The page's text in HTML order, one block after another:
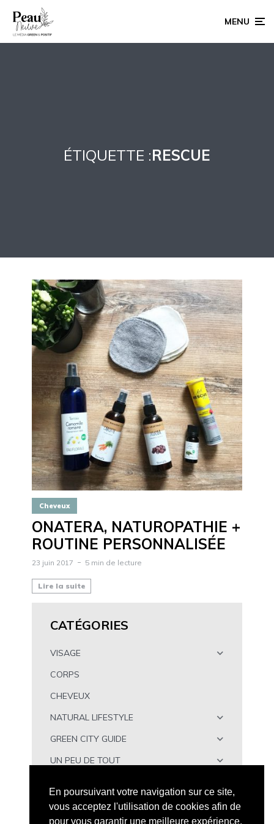
MENU
ÉTIQUETTE :RESCUE
Cheveux
ONATERA, NATUROPATHIE +
ROUTINE PERSONNALISÉE
23 juin 2017 5 min de lecture
Lire la suite
CATÉGORIES
VISAGE
CORPS
CHEVEUX
NATURAL LIFESTYLE
GREEN CITY GUIDE
UN PEU DE TOUT
En poursuivant votre navigation sur ce site,
vous acceptez l'utilisation de cookies afin de
pour vous garantir une meilleure expérience.